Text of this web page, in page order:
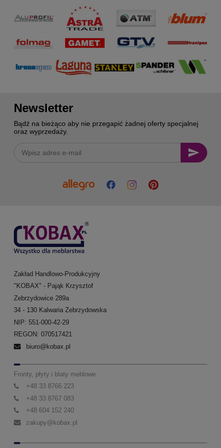
Newsletter
Bądź na bieżąco aby nie przegapić żadnej oferty specjalnej
oraz wyprzedaży.
Zakład Handlowo-Produkcyjny
"KOBAX" - Pająk Krzysztof
Zebrzydowice 289a
34 - 130 Kalwaria Zebrzydowska
NIP: 551-000-42-29
REGON: 070517421
biuro@kobax.pl
Fronty, płyty i blaty meblowe
+48 33 8766 223
+48 33 8767 083
+48 604 152 240
zakupy@kobax.pl